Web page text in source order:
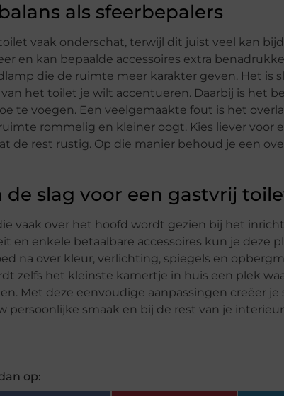
als sfeerbepalers
vaak onderschat, terwijl dit juist veel kan
en kan bepaalde accessoires extra
die de ruimte meer karakter geven. Het is
het toilet je wilt accentueren. Daarbij is het
te voegen. Een veelgemaakte fout is het
rommelig en kleiner oogt. Kies liever voor
de rest rustig. Op die manier behoud je een
de slag voor een gastvrij
vaak over het hoofd wordt gezien bij het
en enkele betaalbare accessoires kun je deze
na over kleur, verlichting, spiegels en
zelfs het kleinste kamertje in huis een plek
Met deze eenvoudige aanpassingen creëer je
persoonlijke smaak en bij de rest van je
op: